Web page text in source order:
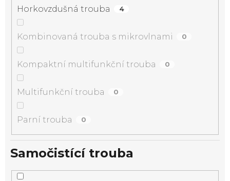
Horkovzdušná trouba 4
Kombinovaná trouba s mikrovlnami 0
Kompaktní multifunkční trouba 0
Multifunkční trouba 0
Parní trouba 0
Samočistící trouba